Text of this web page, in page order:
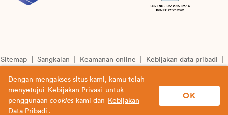
Sitemap Sangkalan Keamanan online
Kebijakan data pribadi
© Copyright 2026 PT FWD Insurance Indonesia. All rights
reserved.
Dengan mengakses situs kami, kamu telah
menyetujui
Kebijakan Privasi untuk
penggunaan cookies kami dan
Kebijakan
Data Pribadi .
OK